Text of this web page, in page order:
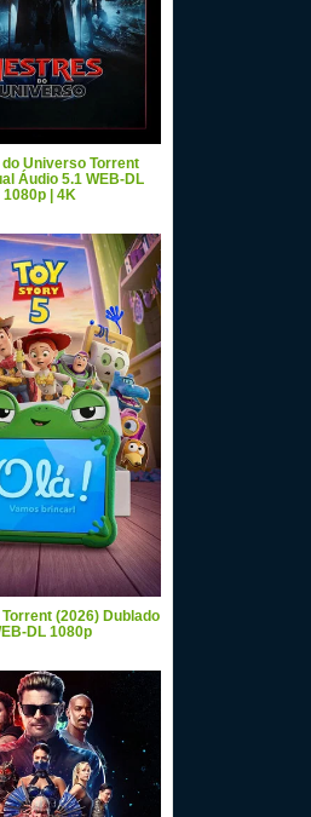
Universo Torrent
Áudio 5.1 WEB-DL
1080p | 4K
(2026) Dublado
DL 1080p